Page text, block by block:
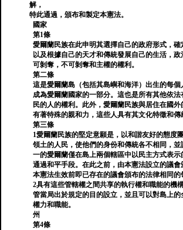
解，
特此通過，頒布和製定本憲法。
國家
第1條
愛爾蘭民族在此申明其選擇自己的政府形式，
以及根據自己的天才和傳統發展自己的生活，
可剝奪，不可剝奪和主權的權利。
第二條
這是愛爾蘭島（包括其島嶼和海洋）出生的每個
成為愛爾蘭國家的一部分。這也是所有其他依
民的人的權利。此外，愛爾蘭民族與居住在國
有著特殊的親和力，這些人具有其文化特徵和傳
第三條
1愛爾蘭民族的堅定意願是，以和諧友好的態度
領土的人民，使他們的身份和傳統各不相同，
一的愛爾蘭僅在島上兩個轄區中以民主方式表示
通過和平手段。在此之前，由本憲法設立的議
本憲法生效前即已存在的議會頒布的法律相同的
2具有這些管轄權之間共享的執行權和職能的機
管當局出於規定的目的設立，並且可以對島上
權力和職能。
州
第4條